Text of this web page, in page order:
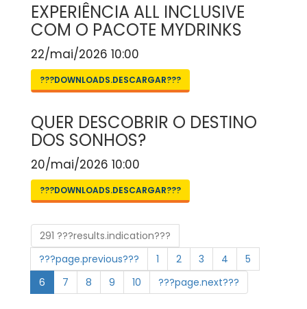
EXPERIÊNCIA ALL INCLUSIVE
COM O PACOTE MYDRINKS
22/mai/2026 10:00
???DOWNLOADS.DESCARGAR???
QUER DESCOBRIR O DESTINO
DOS SONHOS?
20/mai/2026 10:00
???DOWNLOADS.DESCARGAR???
291 ???results.indication???
???page.previous???
1 2 3 4
5
6
7 8 9 10 ???page.next???